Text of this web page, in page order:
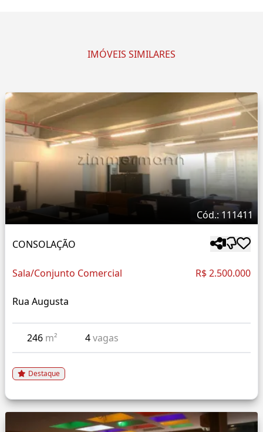
IMÓVEIS SIMILARES
Cód.: 111411
CONSOLAÇÃO
Sala/Conjunto Comercial R$ 2.500.000
Rua Augusta
246 m² 4vagas
Destaque